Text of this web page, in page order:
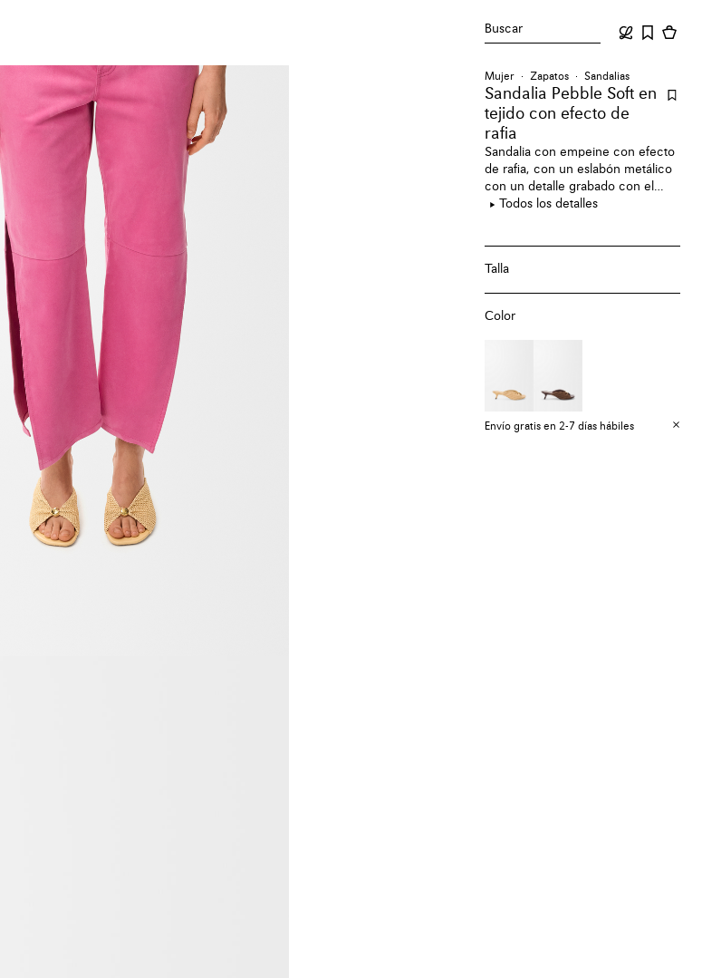
Buscar
Mujer Zapatos Sandalias
Sandalia Pebble Soft en
tejido con efecto de
rafia
Sandalia con empeine con efecto
de rafia, con un eslabón metálico
con un detalle grabado con el
anagrama y una puntera en forma
Todos los detalles
Talla
Color
Envío gratis en 2-7 días hábiles